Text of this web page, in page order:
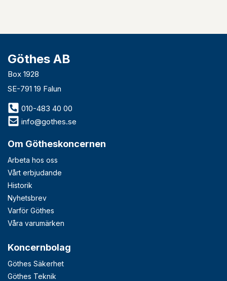
Göthes AB
Box 1928
SE-791 19 Falun
010-483 40 00
info@gothes.se
Om Götheskoncernen
Arbeta hos oss
Vårt erbjudande
Historik
Nyhetsbrev
Varför Göthes
Våra varumärken
Koncernbolag
Göthes Säkerhet
Göthes Teknik